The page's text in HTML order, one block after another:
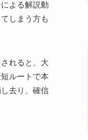
よる解説動
しまう方も
れると、大
ルートで本
去り、確信